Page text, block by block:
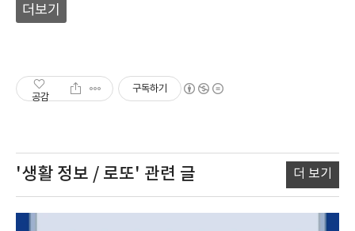
더보기
공감
구독하기
'생활 정보 / 로또' 관련 글 더 보기